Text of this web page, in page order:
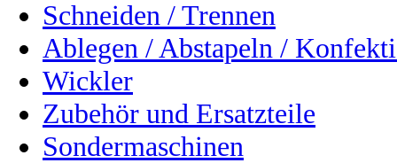
Schneiden / Trennen
Ablegen / Abstapeln /
Wickler
Zubehör und Ersatzteile
Sondermaschinen